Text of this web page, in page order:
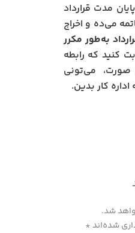
مدت قرارداد
می‌ده و اخراج
به‌طور مکرر
کنید که رابطه
صورت، می‌تونی
کار بدین.
شد.
شده‌اند *